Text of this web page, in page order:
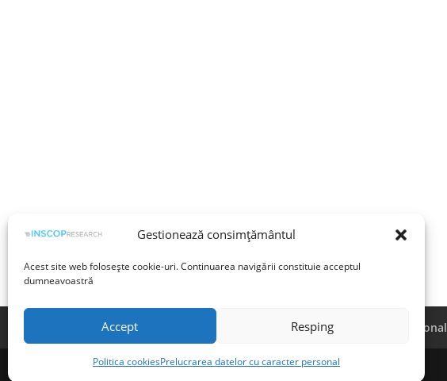
Gestionează consimțământul
Acest site web folosește cookie-uri. Continuarea navigării constituie acceptul
dumneavoastră
Accept Resping
Politica cookiesPrelucrarea datelor cu caracter personal
Termeni și condiții Prelucrarea datelor cu caracter personal
©INSCOP Research